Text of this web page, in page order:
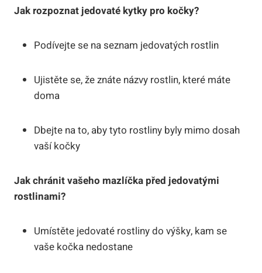
Jak rozpoznat jedovaté kytky pro kočky?
Podívejte se na seznam jedovatých rostlin
Ujistěte se, že znáte názvy rostlin, které máte
doma
Dbejte na to, aby tyto rostliny byly mimo dosah
vaší kočky
Jak chránit vašeho mazlíčka před jedovatými
rostlinami?
Umístěte jedovaté rostliny do výšky, kam se
vaše kočka nedostane